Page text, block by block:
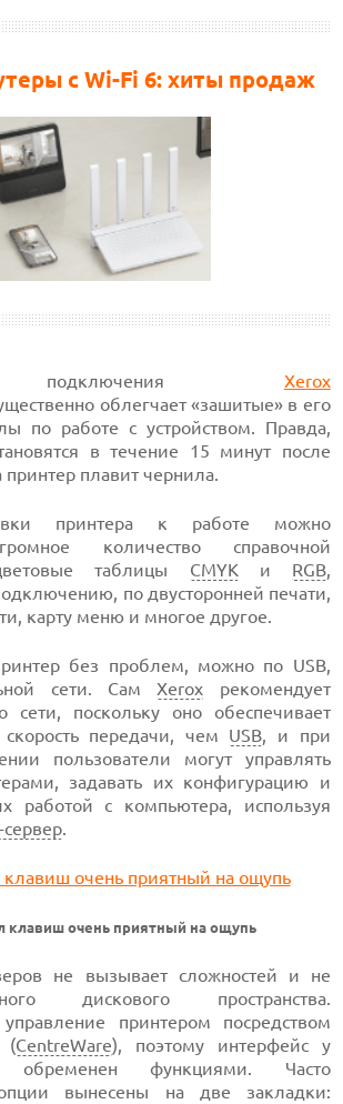
с Wi-Fi 6: хиты продаж
подключения Xerox
облегчает «зашитые» в его
по работе с устройством. Правда,
втечение 15 минутпосле
плавит чернила.
принтера к работе можно
количество справочной
таблицы CMYKи RGB,
по двусторонней печати,
карту меню и многое другое.
без проблем, можно по USB,
сети. СамXerox рекомендует
сети, поскольку оно обеспечивает
передачи, чем USB, и при
пользователи могут управлять
задавать их конфигурацию и
работой с компьютера, используя
сервер.
клавиш очень приятный на ощупь
не вызывает сложностей и не
дискового пространства.
управление принтером посредством
(CentreWare), поэтому интерфейс у
функциями. Часто
вынесены на две закладки: